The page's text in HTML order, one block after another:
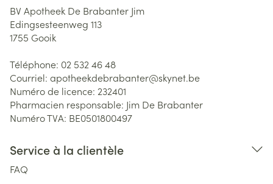
BV Apotheek De Brabanter Jim
Edingsesteenweg 113
1755 Gooik
Téléphone: 02 532 46 48
Courriel: apotheekdebrabanter@skynet.be
Numéro de licence: 232401
Pharmacien responsable: Jim De Brabanter
Numéro TVA: BE0501800497
Service à la clientèle
FAQ